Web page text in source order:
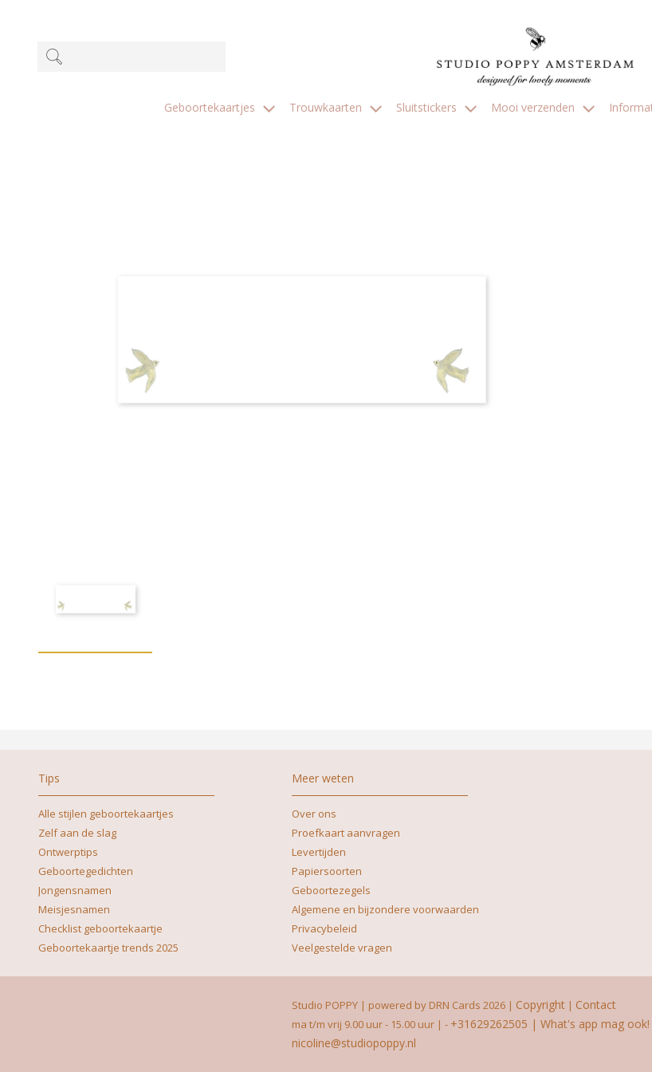
Geboortekaartjes Trouwkaarten Sluitstickers Mooi verzenden
Tips
Alle stijlen geboortekaartjes
Zelf aan de slag
Ontwerptips
Geboortegedichten
Jongensnamen
Meisjesnamen
Checklist geboortekaartje
Geboortekaartje trends 2025
Meer weten
Over ons
Proefkaart aanvragen
Levertijden
Papiersoorten
Geboortezegels
Algemene en bijzondere voorwaarden
Privacybeleid
Veelgestelde vragen
Studio POPPY | powered by DRN Cards 2026 | Copyright | Contact
ma t/m vrij 9.00 uur - 15.00 uur | - +31629262505 | What's app mag ook!
nicoline@studiopoppy.nl